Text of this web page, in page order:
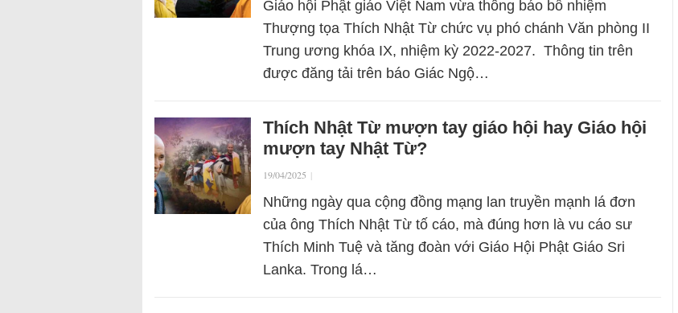
Giáo hội Phật giáo Việt Nam vừa thông báo bổ nhiệm
Thượng tọa Thích Nhật Từ chức vụ phó chánh Văn phòng II
Trung ương khóa IX, nhiệm kỳ 2022-2027. Thông tin trên
được đăng tải trên báo Giác Ngộ…
Thích Nhật Từ mượn tay giáo hội hay Giáo hội
mượn tay Nhật Từ?
19/04/2025 |
Những ngày qua cộng đồng mạng lan truyền mạnh lá đơn
của ông Thích Nhật Từ tố cáo, mà đúng hơn là vu cáo sư
Thích Minh Tuệ và tăng đoàn với Giáo Hội Phật Giáo Sri
Lanka. Trong lá…